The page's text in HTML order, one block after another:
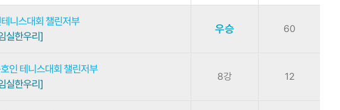
니스대회 챌린저부
실한우리]
우승 60
인 테니스대회 챌린저부
실한우리]
8강 12